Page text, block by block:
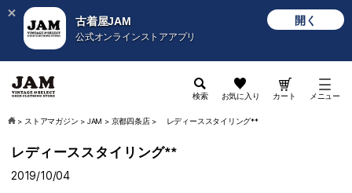
古着屋JAM
公式オンラインストアアプリ
開く
検索 お気に入り カート メニュー
> ストアマガジン > JAM > 京都四条店> レディーススタイリング**
レディーススタイリング**
2019/10/04